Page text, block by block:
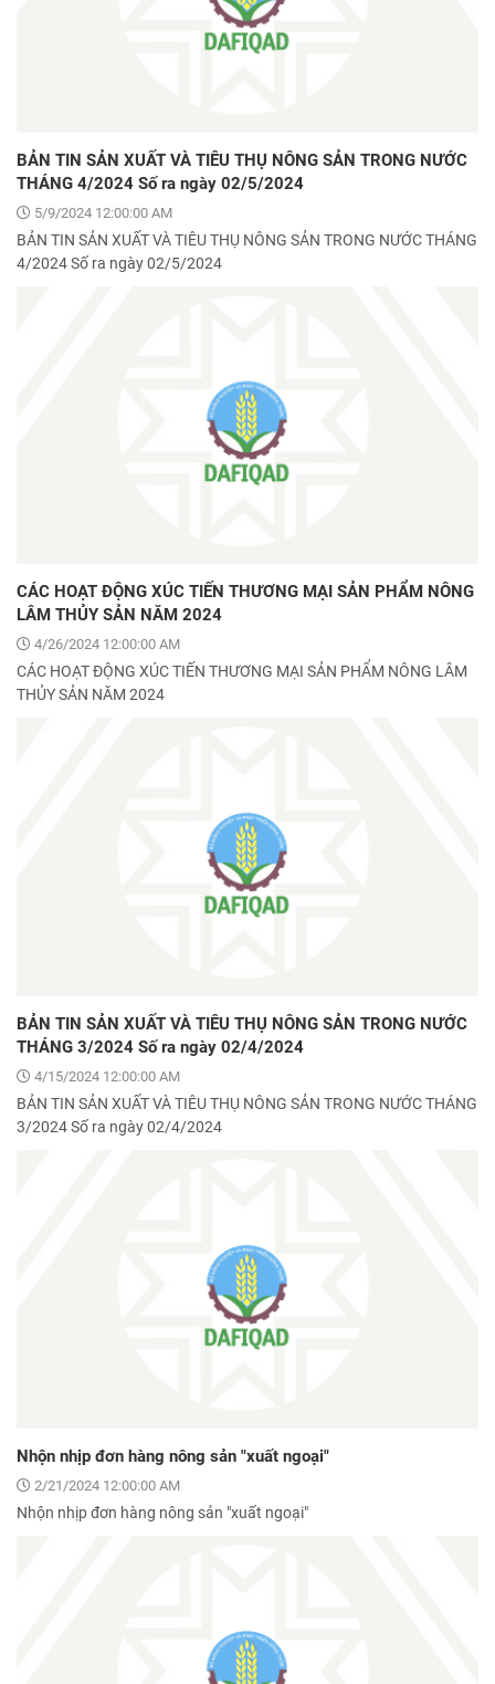
BẢN TIN SẢN XUẤT VÀ TIÊU THỤ NÔNG SẢN TRONG NƯỚC
THÁNG 4/2024 Số ra ngày 02/5/2024
5/9/2024 12:00:00 AM
BẢN TIN SẢN XUẤT VÀ TIÊU THỤ NÔNG SẢN TRONG NƯỚC THÁNG
4/2024 Số ra ngày 02/5/2024
CÁC HOẠT ĐỘNG XÚC TIẾN THƯƠNG MẠI SẢN PHẨM NÔNG
LÂM THỦY SẢN NĂM 2024
4/26/2024 12:00:00 AM
CÁC HOẠT ĐỘNG XÚC TIẾN THƯƠNG MẠI SẢN PHẨM NÔNG LÂM
THỦY SẢN NĂM 2024
BẢN TIN SẢN XUẤT VÀ TIÊU THỤ NÔNG SẢN TRONG NƯỚC
THÁNG 3/2024 Số ra ngày 02/4/2024
4/15/2024 12:00:00 AM
BẢN TIN SẢN XUẤT VÀ TIÊU THỤ NÔNG SẢN TRONG NƯỚC THÁNG
3/2024 Số ra ngày 02/4/2024
Nhộn nhịp đơn hàng nông sản "xuất ngoại"
2/21/2024 12:00:00 AM
Nhộn nhịp đơn hàng nông sản "xuất ngoại"